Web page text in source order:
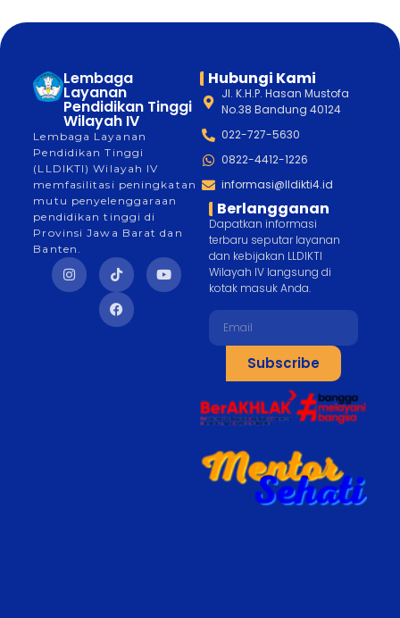
Lembaga
Layanan
Pendidikan Tinggi
Wilayah IV
Lembaga Layanan
Pendidikan Tinggi
(LLDIKTI) Wilayah IV
memfasilitasi peningkatan
mutu penyelenggaraan
pendidikan tinggi di
Provinsi Jawa Barat dan
Banten.
Hubungi Kami
Jl. K.H.P. Hasan Mustofa
No.38 Bandung 40124
022-727-5630
0822-4412-1226
informasi@lldikti4.id
Berlangganan
Dapatkan informasi
terbaru seputar layanan
dan kebijakan LLDIKTI
Wilayah IV langsung di
kotak masuk Anda.
Subscribe